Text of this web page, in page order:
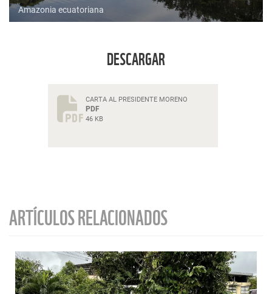
Amazonia ecuatoriana
DESCARGAR
CARTA AL PRESIDENTE MORENO
PDF
46 KB
ARTÍCULOS RELACIONADOS